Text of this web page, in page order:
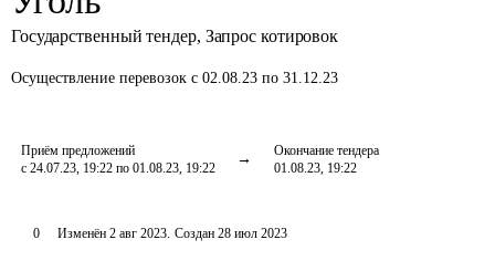
Государственный тендер, Запрос котировок
Осуществление перевозок с 02.08.23 по 31.12.23
Приём предложений
с 24.07.23, 19:22 по 01.08.23, 19:22
Окончание тендера
01.08.23, 19:22
0 Изменён 2 авг 2023. Создан 28 июл 2023